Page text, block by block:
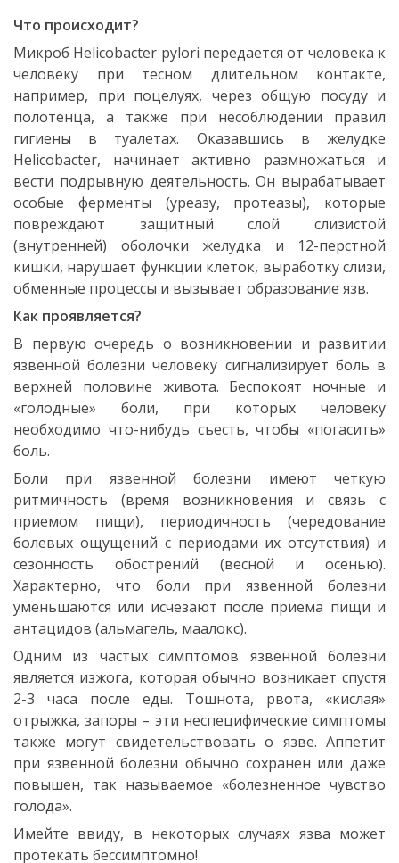
Что происходит?
Микроб Helicobacter pylori передается от человека к
человеку при тесном длительном контакте,
например, при поцелуях, через общую посуду и
полотенца, а также при несоблюдении правил
гигиены в туалетах. Оказавшись в желудке
Helicobacter, начинает активно размножаться и
вести подрывную деятельность. Он вырабатывает
особые ферменты (уреазу, протеазы), которые
повреждают защитный слой слизистой
(внутренней) оболочки желудка и 12-перстной
кишки, нарушает функции клеток, выработку слизи,
обменные процессы и вызывает образование язв.
Как проявляется?
В первую очередь о возникновении и развитии
язвенной болезни человеку сигнализирует боль в
верхней половине живота. Беспокоят ночные и
«голодные» боли, при которых человеку
необходимо что-нибудь съесть, чтобы «погасить»
боль.
Боли при язвенной болезни имеют четкую
ритмичность (время возникновения и связь с
приемом пищи), периодичность (чередование
болевых ощущений с периодами их отсутствия) и
сезонность обострений (весной и осенью).
Характерно, что боли при язвенной болезни
уменьшаются или исчезают после приема пищи и
антацидов (альмагель, маалокс).
Одним из частых симптомов язвенной болезни
является изжога, которая обычно возникает спустя
2-3 часа после еды. Тошнота, рвота, «кислая»
отрыжка, запоры – эти неспецифические симптомы
также могут свидетельствовать о язве. Аппетит
при язвенной болезни обычно сохранен или даже
повышен, так называемое «болезненное чувство
голода».
Имейте ввиду, в некоторых случаях язва может
протекать бессимптомно!